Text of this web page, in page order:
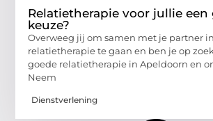
Relatietherapie voor jullie een
keuze?
Overweeg jij om samen met je partner in
relatietherapie te gaan en ben je op
goede relatietherapie in Apeldoorn en
Neem
Dienstverlening